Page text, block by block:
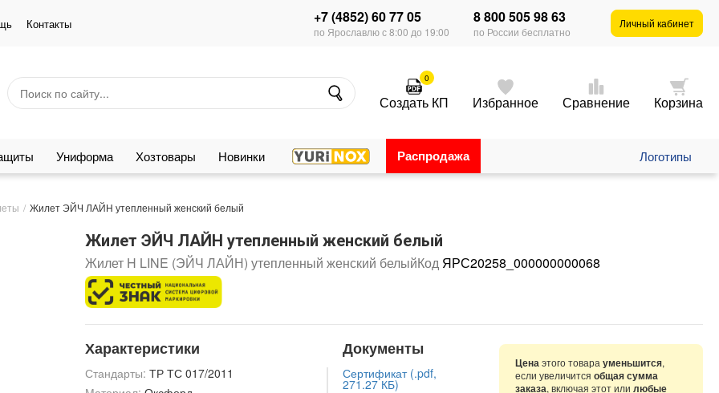
Контакты +7 (4852) 60 77 05
по Ярославлю с 8:00 до 19:00
8 800 505 98 63
по России бесплатно
Личный кабинет
0
Создать КП Избранное Сравнение Корзина
Униформа Хозтовары Новинки Распродажа Логотипы
Жилет ЭЙЧ ЛАЙН утепленный женский белый
Жилет ЭЙЧ ЛАЙН утепленный женский белый
Жилет H LINE (ЭЙЧ ЛАЙН) утепленный женский белыйКод ЯРС20258_000000000068
Характеристики
Стандарты: ТР ТС 017/2011
Документы
Сертификат (.pdf,
271.27 КБ)
Ценаэтого товара уменьшится,
если увеличится общая сумма
заказа, включая этот или любые